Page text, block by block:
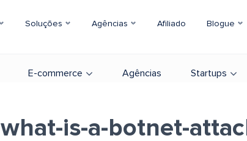
Soluções Agências Afiliado Blogue
E-commerce Agências Startups
what-is-a-botnet-